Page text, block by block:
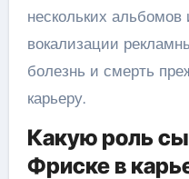
нескольких
вокализации
болезнь и смерть
карьеру.
Какую роль
Фриске в